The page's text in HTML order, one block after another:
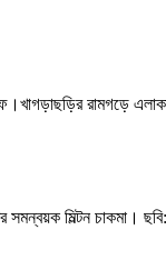
রামগড়ে এলাকার
মিল্টন চাকমা।